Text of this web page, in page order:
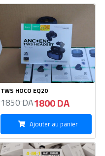
Ajouter au panier
Cable USB Micro+C+iPhone
220 DA220 DA